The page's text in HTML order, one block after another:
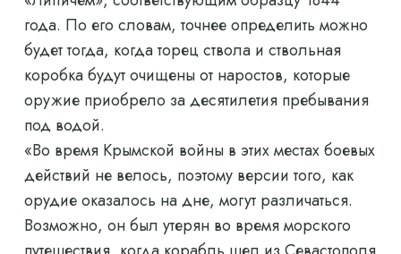
года. По его словам, точнее определить можно
будет тогда, когда торец ствола и ствольная
коробка будут очищены от наростов, которые
оружие приобрело за десятилетия пребывания
под водой.
«Во время Крымской войны в этих местах боевых
действий не велось, поэтому версии того, как
орудие оказалось на дне, могут различаться.
Возможно, он был утерян во время морского